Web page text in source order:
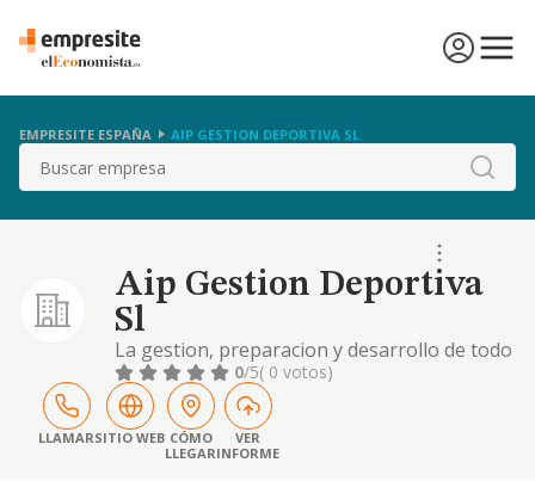
EMPRESITE ESPAÑA AIP GESTION DEPORTIVA SL
Buscar
Aip Gestion Deportiva
Sl
La gestion, preparacion y desarrollo de todo
tipo de eventos deportivos, clubes, tanto
publicos como privados e instalaciones
deportivas. la compra, venta, promocion y
alquiler de terrenos, viviendas, locales y
naves com
0/5( 0 votos)
LLAMARSITIO WEB CÓMO
LLEGAR
VER
INFORME